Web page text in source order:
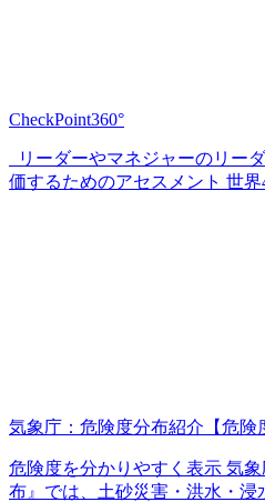
CheckPoint360°
リーダーやマネジャーのリー
価するためのアセスメント 世界
気象庁：危険度分布紹介【危険
危険度を分かりやすく表示 気
布』では、土砂災害・洪水・浸